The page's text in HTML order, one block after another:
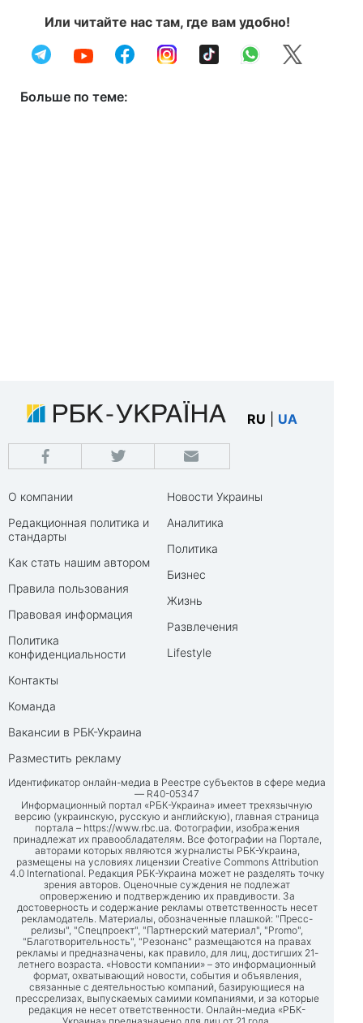
Или читайте нас там, где вам удобно!
Больше по теме:
RU UA
О компании
Редакционная политика и
стандарты
Как стать нашим автором
Правила пользования
Правовая информация
Политика
конфиденциальности
Контакты
Команда
Вакансии в РБК-Украина
Разместить рекламу
Новости Украины
Аналитика
Политика
Бизнес
Жизнь
Развлечения
Lifestyle
Идентификатор онлайн-медиа в Реестре субъектов в сфере медиа
— R40-05347
Информационный портал «РБК-Украина» имеет трехязычную
версию (украинскую, русскую и английскую), главная страница
портала – https://www.rbc.ua. Фотографии, изображения
принадлежат их правообладателям. Все фотографии на Портале,
авторами которых являются журналисты РБК-Украина,
размещены на условиях лицензии Creative Commons Attribution
4.0 International. Редакция РБК-Украина может не разделять точку
зрения авторов. Оценочные суждения не подлежат
опровержению и подтверждению их правдивости. За
достоверность и содержание рекламы ответственность несет
рекламодатель. Материалы, обозначенные плашкой: "Пресс-
релизы", "Спецпроект", "Партнерский материал", "Promo",
"Благотворительность", "Резонанс" размещаются на правах
рекламы и предназначены, как правило, для лиц, достигших 21-
летнего возраста. «Новости компании» – это информационный
формат, охватывающий новости, события и объявления,
связанные с деятельностью компаний, базирующиеся на
прессрелизах, выпускаемых самими компаниями, и за которые
редакция не несет ответственности. Онлайн-медиа «РБК-